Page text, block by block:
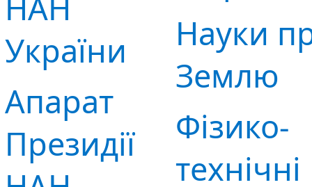
України
Апарат
Президії
Науки
Землю
Фізико-
технічні